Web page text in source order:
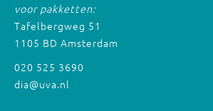
voor pakketten:
Tafelbergweg 51
1105 BD Amsterdam
020 525 3690
dia@uva.nl